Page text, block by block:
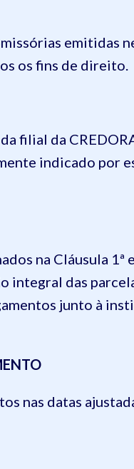
emitidas
os fins de direito.
filial da
indicado por
na Cláusula 1ª
integral das
junto à
nas datas